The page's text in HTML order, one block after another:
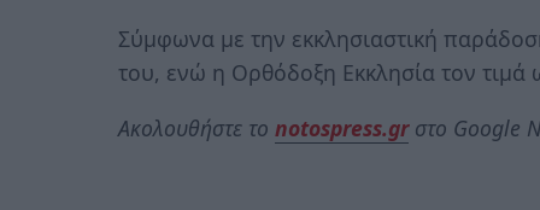
Σύμφωνα με την εκκλησιαστική
του, ενώ η Ορθόδοξη Εκκλησία τον τιμά
Ακολουθήστε το notospress.grστο Google